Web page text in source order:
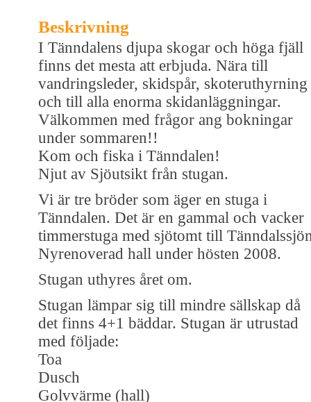
Beskrivning
I Tänndalens djupa skogar och höga fjäll
finns det mesta att erbjuda. Nära till
vandringsleder, skidspår, skoteruthyrning
och till alla enorma skidanläggningar.
Välkommen med frågor ang bokningar
under sommaren!!
Kom och fiska i Tänndalen!
Njut av Sjöutsikt från stugan.
Vi är tre bröder som äger en stuga i
Tänndalen. Det är en gammal och vacker
timmerstuga med sjötomt till
Nyrenoverad hall under hösten 2008.
Stugan uthyres året om.
Stugan lämpar sig till mindre sällskap då
det finns 4+1 bäddar. Stugan är utrustad
med följade:
Toa
Dusch
Golvvärme (hall)